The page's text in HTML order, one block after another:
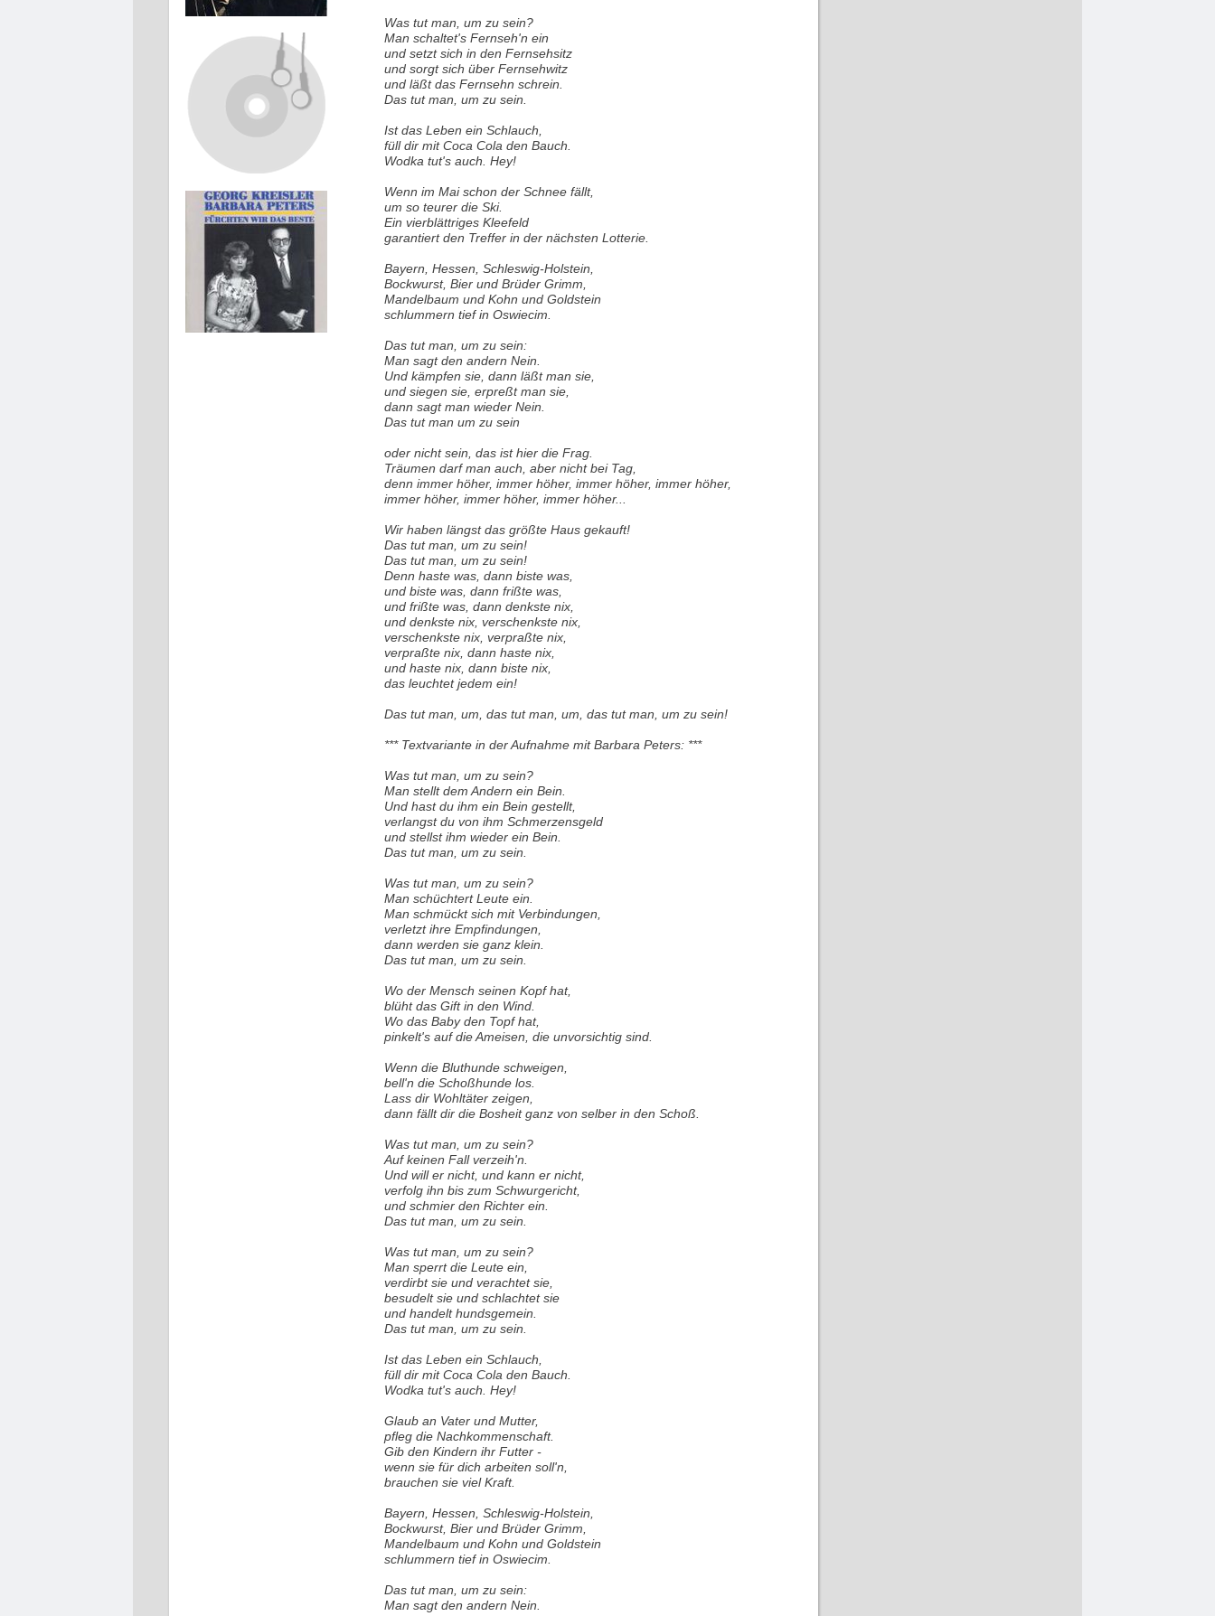
Was tut man, um zu sein?
Man schaltet's Fernseh'n ein
und setzt sich in den Fernsehsitz
und sorgt sich über Fernsehwitz
und läßt das Fernsehn schrein.
Das tut man, um zu sein.
Ist das Leben ein Schlauch,
füll dir mit Coca Cola den Bauch.
Wodka tut's auch. Hey!
Wenn im Mai schon der Schnee fällt,
um so teurer die Ski.
Ein vierblättriges Kleefeld
garantiert den Treffer in der nächsten Lotterie.
Bayern, Hessen, Schleswig-Holstein,
Bockwurst, Bier und Brüder Grimm,
Mandelbaum und Kohn und Goldstein
schlummern tief in Oswiecim.
Das tut man, um zu sein:
Man sagt den andern Nein.
Und kämpfen sie, dann läßt man sie,
und siegen sie, erpreßt man sie,
dann sagt man wieder Nein.
Das tut man um zu sein
oder nicht sein, das ist hier die Frag.
Träumen darf man auch, aber nicht bei Tag,
denn immer höher, immer höher, immer höher, immer höher,
immer höher, immer höher, immer höher...
Wir haben längst das größte Haus gekauft!
Das tut man, um zu sein!
Das tut man, um zu sein!
Denn haste was, dann biste was,
und biste was, dann frißte was,
und frißte was, dann denkste nix,
und denkste nix, verschenkste nix,
verschenkste nix, verpraßte nix,
verpraßte nix, dann haste nix,
und haste nix, dann biste nix,
das leuchtet jedem ein!
Das tut man, um, das tut man, um, das tut man, um zu sein!
*** Textvariante in der Aufnahme mit Barbara Peters: ***
Was tut man, um zu sein?
Man stellt dem Andern ein Bein.
Und hast du ihm ein Bein gestellt,
verlangst du von ihm Schmerzensgeld
und stellst ihm wieder ein Bein.
Das tut man, um zu sein.
Was tut man, um zu sein?
Man schüchtert Leute ein.
Man schmückt sich mit Verbindungen,
verletzt ihre Empfindungen,
dann werden sie ganz klein.
Das tut man, um zu sein.
Wo der Mensch seinen Kopf hat,
blüht das Gift in den Wind.
Wo das Baby den Topf hat,
pinkelt's auf die Ameisen, die unvorsichtig sind.
Wenn die Bluthunde schweigen,
bell'n die Schoßhunde los.
Lass dir Wohltäter zeigen,
dann fällt dir die Bosheit ganz von selber in den Schoß.
Was tut man, um zu sein?
Auf keinen Fall verzeih'n.
Und will er nicht, und kann er nicht,
verfolg ihn bis zum Schwurgericht,
und schmier den Richter ein.
Das tut man, um zu sein.
Was tut man, um zu sein?
Man sperrt die Leute ein,
verdirbt sie und verachtet sie,
besudelt sie und schlachtet sie
und handelt hundsgemein.
Das tut man, um zu sein.
Ist das Leben ein Schlauch,
füll dir mit Coca Cola den Bauch.
Wodka tut's auch. Hey!
Glaub an Vater und Mutter,
pfleg die Nachkommenschaft.
Gib den Kindern ihr Futter -
wenn sie für dich arbeiten soll'n,
brauchen sie viel Kraft.
Bayern, Hessen, Schleswig-Holstein,
Bockwurst, Bier und Brüder Grimm,
Mandelbaum und Kohn und Goldstein
schlummern tief in Oswiecim.
Das tut man, um zu sein:
Man sagt den andern Nein.